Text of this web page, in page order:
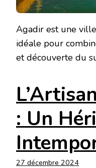
Agadir est une
idéale pour
et découverte du
: Un
27 décembre 2024